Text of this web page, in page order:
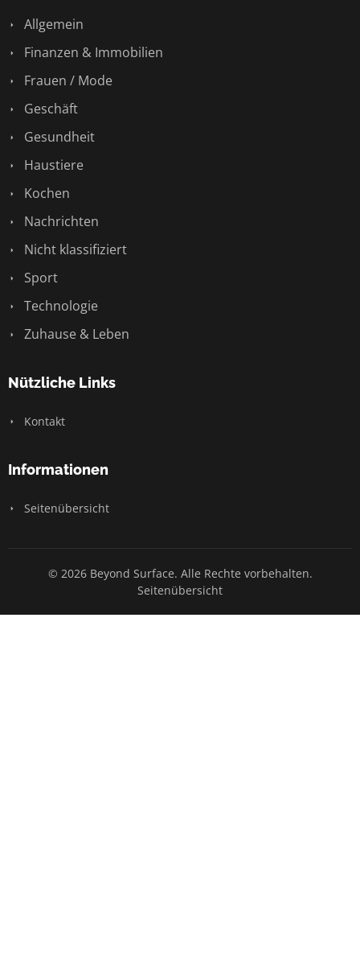
Allgemein
Finanzen & Immobilien
Frauen / Mode
Geschäft
Gesundheit
Haustiere
Kochen
Nachrichten
Nicht klassifiziert
Sport
Technologie
Zuhause & Leben
Nützliche Links
Kontakt
Informationen
Seitenübersicht
© 2026 Beyond Surface. Alle Rechte vorbehalten.
Seitenübersicht